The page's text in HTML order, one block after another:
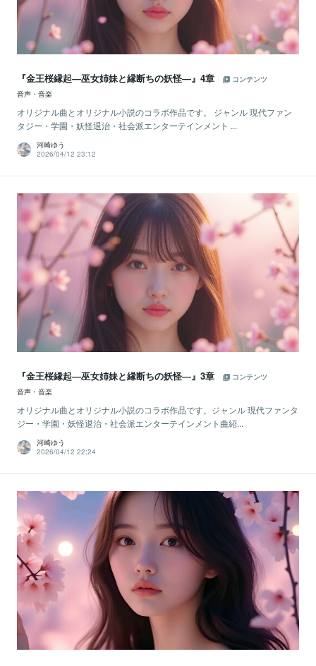
『金王桜縁起―巫女姉妹と縁断ちの妖怪―』4章
コンテンツ
音声・音楽
オリジナル曲とオリジナル小説のコラボ作品です。 ジャンル 現代ファン
タジー・学園・妖怪退治・社会派エンターテインメント ...
河崎ゆう
2026/04/12 23:12
『金王桜縁起―巫女姉妹と縁断ちの妖怪―』3章
コンテンツ
音声・音楽
オリジナル曲とオリジナル小説のコラボ作品です。ジャンル 現代ファンタ
ジー・学園・妖怪退治・社会派エンターテインメント曲紹...
河崎ゆう
2026/04/12 22:24